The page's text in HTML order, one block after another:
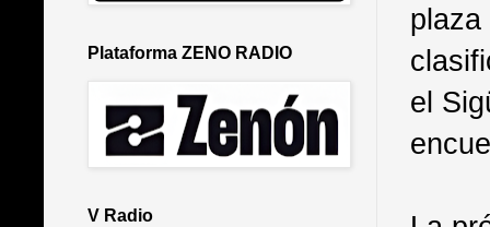
el
Plataforma ZENO RADIO
V Radio